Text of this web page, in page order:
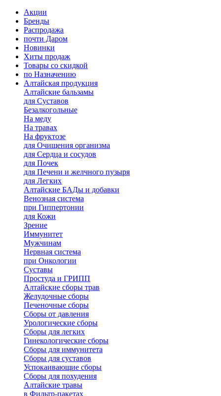
Акции
Бренды
Распродажа
почти Даром
Новинки
Хиты продаж
Товары со скидкой
по Назначению
Алтайская продукция
Алтайские бальзамы
для Суставов
Безалкогольные
На меду
На травах
На фруктозе
для Очищения организма
для Сердца и сосудов
для Почек
для Печени и желчного пузыря
для Легких
Алтайские БАДы и добавки
Венозная система
при Гиппертонии
для Кожи
Зрение
Иммунитет
Мужчинам
Нервная система
при Онкологии
Суставы
Простуда и ГРИПП
Алтайские сборы трав
Желудочные сборы
Печеночные сборы
Сборы от давления
Урологические сборы
Сборы для легких
Гинекологические сборы
Сборы для иммунитета
Сборы для суставов
Успокаивающие сборы
Сборы для похудения
Алтайские травы
в Фильтр-пакетах